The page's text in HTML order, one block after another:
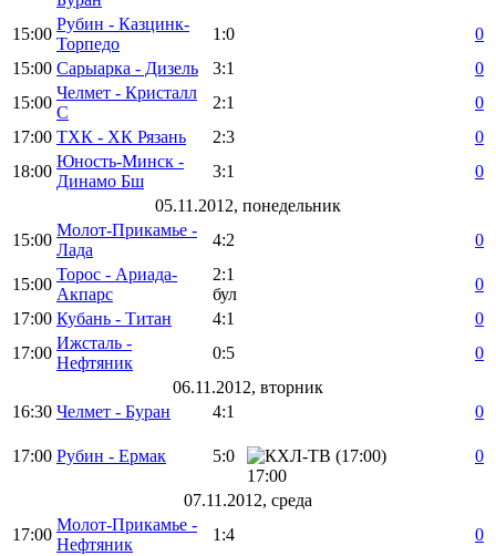
15:00
Рубин - Казцинк-
Торпедо
1:0
0
15:00 Сарыарка - Дизель 3:1
0
15:00
Челмет - Кристалл
С
2:1
0
17:00 ТХК - ХК Рязань 2:3
0
18:00
Юность-Минск -
Динамо Бш
3:1
0
05.11.2012, понедельник
15:00
Молот-Прикамье -
Лада
4:2 0
15:00
Торос - Ариада-
Акпарс
2:1
бул
0
17:00 Кубань - Титан 4:1
0
17:00
Ижсталь -
Нефтяник
0:5
0
06.11.2012, вторник
16:30 Челмет - Буран 4:1 0
17:00 Рубин - Ермак
5:0
17:00
0
07.11.2012, среда
17:00
Молот-Прикамье -
Нефтяник
1:4
0